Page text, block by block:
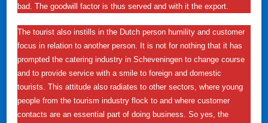
bad. The goodwill factor is thus served and with it the export.
The tourist also instills in the Dutch person humility and customer
focus in relation to another person. It is not for nothing that it has
prompted the catering industry in Scheveningen to change course
and to provide service with a smile to foreign and domestic
tourists. This attitude also radiates to other sectors, where young
people from the tourism industry flock to and where customer
contacts are an essential part of doing business. So yes, the